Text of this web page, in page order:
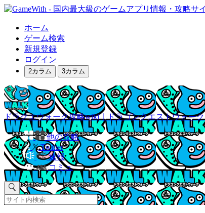
ホーム
ゲーム検索
新規登録
ログイン
2カラム 3カラム
ドラクエウォーク攻略wiki｜ドラゴンクエストウォーク
他の攻略
Twitter
速報
コミュ